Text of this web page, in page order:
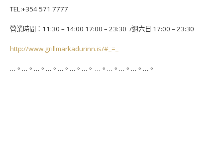
TEL:+354 571 7777
營業時間：11:30 – 14:00 17:00 – 23:30 /週六日 17:00 – 23:30
http://www.grillmarkadurinn.is/#_=_
…。…。…。…。…。…。…。 …。…。…。…。…。